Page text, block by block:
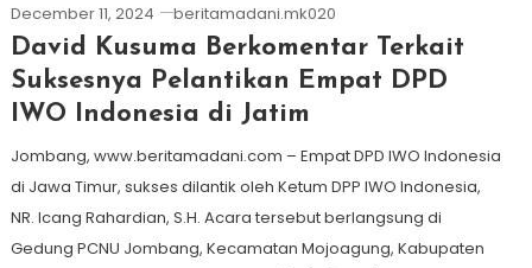
December 11, 2024 beritamadani.mk020
David Kusuma Berkomentar Terkait
Suksesnya Pelantikan Empat DPD
IWO Indonesia di Jatim
Jombang, www.beritamadani.com – Empat DPD IWO Indonesia
di Jawa Timur, sukses dilantik oleh Ketum DPP IWO Indonesia,
NR. Icang Rahardian, S.H. Acara tersebut berlangsung di
Gedung PCNU Jombang, Kecamatan Mojoagung, Kabupaten